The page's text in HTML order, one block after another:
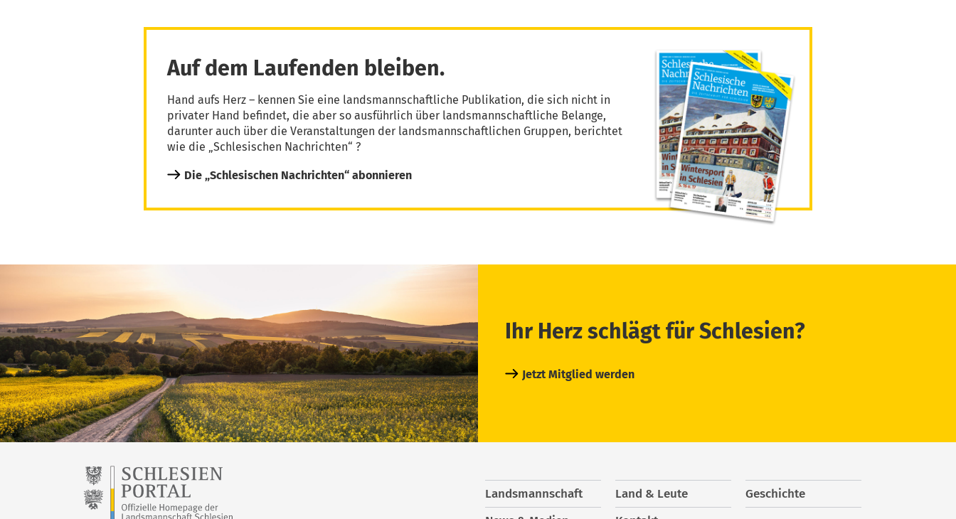
Auf dem Laufenden bleiben.
Hand aufs Herz – kennen Sie eine landsmannschaftliche Publikation, die sich nicht in
privater Hand befindet, die aber so ausführlich über landsmannschaftliche Belange,
darunter auch über die Veranstaltungen der landsmannschaftlichen Gruppen, berichtet
wie die „Schlesischen Nachrichten“ ?
Die „Schlesischen Nachrichten“ abonnieren
Ihr Herz schlägt für Schlesien?
Jetzt Mitglied werden
Landsmannschaft Land & Leute
Geschichte